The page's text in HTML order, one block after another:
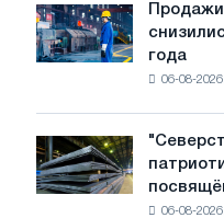
год
на
под
руководством
правительства
Продажи
автомобилей
в
июле
с
максимума
года
06-08-
"Северсталь"
поддержала
патриотическую
06-08-